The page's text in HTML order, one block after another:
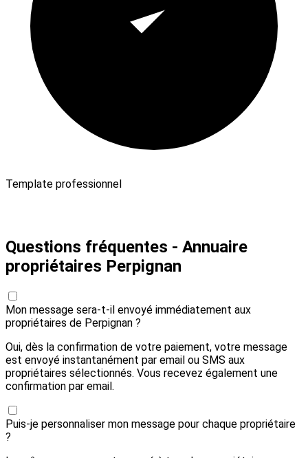
Template professionnel
Questions fréquentes - Annuaire
propriétaires Perpignan
Mon message sera-t-il envoyé immédiatement aux
propriétaires de Perpignan ?
Oui, dès la confirmation de votre paiement, votre message
est envoyé instantanément par email ou SMS aux
propriétaires sélectionnés. Vous recevez également une
confirmation par email.
Puis-je personnaliser mon message pour chaque propriétaire
?